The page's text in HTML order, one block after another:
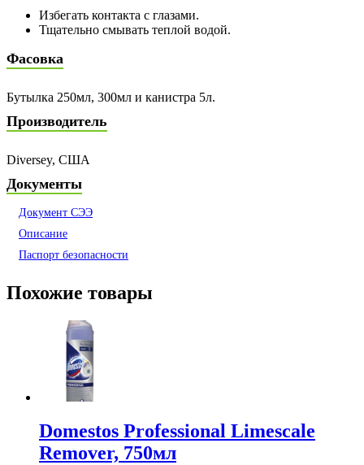
Избегать контакта с глазами.
Тщательно смывать теплой водой.
Фасовка
Бутылка 250мл, 300мл и канистра 5л.
Производитель
Diversey, США
Документы
Документ СЭЭ
Описание
Паспорт безопасности
Похожие товары
Domestos Professional Limescale
Remover, 750мл